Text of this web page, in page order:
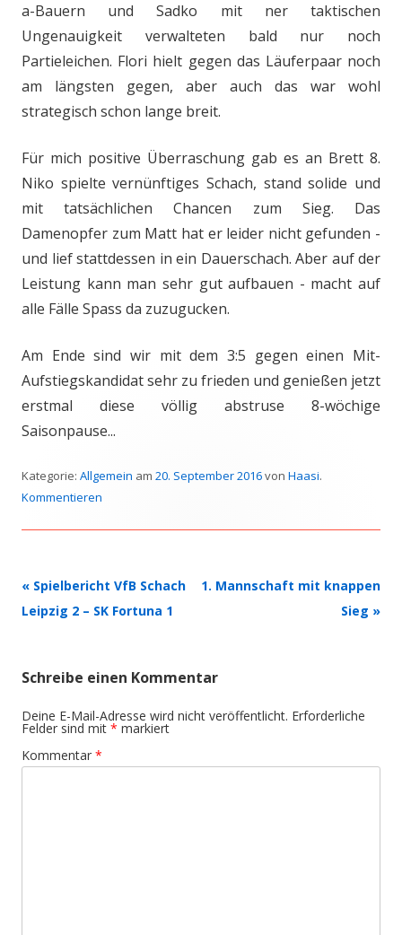
a-Bauern und Sadko mit ner taktischen
Ungenauigkeit verwalteten bald nur noch
Partieleichen. Flori hielt gegen das Läuferpaar noch
am längsten gegen, aber auch das war wohl
strategisch schon lange breit.
Für mich positive Überraschung gab es an Brett 8.
Niko spielte vernünftiges Schach, stand solide und
mit tatsächlichen Chancen zum Sieg. Das
Damenopfer zum Matt hat er leider nicht gefunden -
und lief stattdessen in ein Dauerschach. Aber auf der
Leistung kann man sehr gut aufbauen - macht auf
alle Fälle Spass da zuzugucken.
Am Ende sind wir mit dem 3:5 gegen einen Mit-
Aufstiegskandidat sehr zu frieden und genießen jetzt
erstmal diese völlig abstruse 8-wöchige
Saisonpause...
Kategorie: Allgemein am 20. September 2016von Haasi.
Kommentieren
Beitrags-
Navigation
« Spielbericht VfB Schach
Leipzig 2 – SK Fortuna 1
1. Mannschaft mit knappen
Sieg »
Schreibe einen Kommentar
Deine E-Mail-Adresse wird nicht veröffentlicht. Erforderliche
Felder sind mit * markiert
Kommentar *